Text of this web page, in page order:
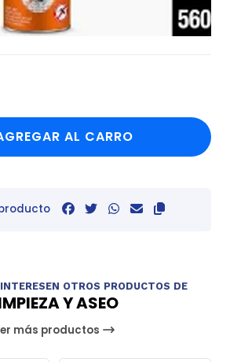
AL CARRO
OTROS PRODUCTOS DE
Y ASEO
más productos